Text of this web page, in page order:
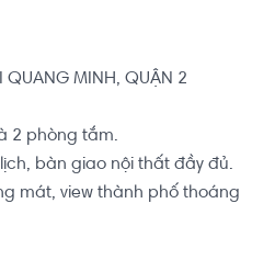
QUANG MINH, QUẬN 2
2 phòng tắm.
bàn giao nội thất đầy đủ.
mát, view thành phố thoáng